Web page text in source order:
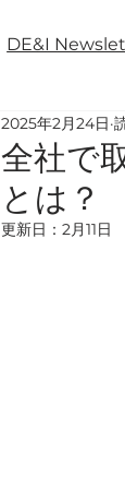
DE&I
全社で
とは？
2025年2月24日
更新日：2月11日